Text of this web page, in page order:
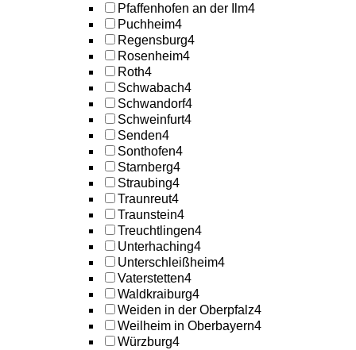
Pfaffenhofen an der Ilm4
Puchheim4
Regensburg4
Rosenheim4
Roth4
Schwabach4
Schwandorf4
Schweinfurt4
Senden4
Sonthofen4
Starnberg4
Straubing4
Traunreut4
Traunstein4
Treuchtlingen4
Unterhaching4
Unterschleißheim4
Vaterstetten4
Waldkraiburg4
Weiden in der Oberpfalz4
Weilheim in Oberbayern4
Würzburg4